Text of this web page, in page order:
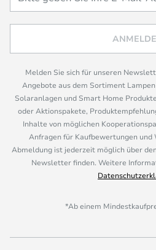
Melden Sie sich für unseren
Angebote aus dem Sortiment
Solaranlagen und Smart Home
oder Aktionspakete,
Inhalte von möglichen
Anfragen für Kaufbewertungen und
Abmeldung ist jederzeit möglich über
Newsletter finden. Weitere
*Ab einem